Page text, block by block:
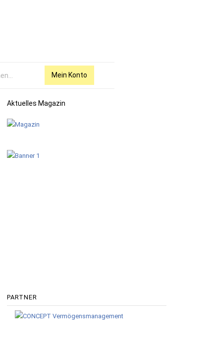
Mein Konto
Aktuelles Magazin
PARTNER